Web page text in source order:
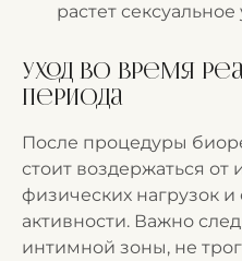
растет
Уход во время
периода
После процедуры
стоит воздержаться от
физических нагрузок и
активности. Важно
интимной зоны, не